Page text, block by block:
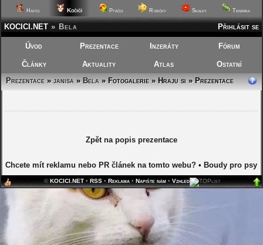
Hafíci Kočičí Ptáčci Rybičky Skalky Terárka
Přihlásit se
KOCICI.NET » Bela
Úvod Prezentace Inzeráty Fórum
Články Aktuality Atlas
Ostatní
Prezentace»janisa»Bela»Fotogalerie » Hraju si » Prezentace
Zpět na popis prezentace
Chcete mít reklamu nebo PR článek na tomto webu? • Boudy pro psy
©KOCICI.NET •RSS •Reklama •Napište nám •Vzhled